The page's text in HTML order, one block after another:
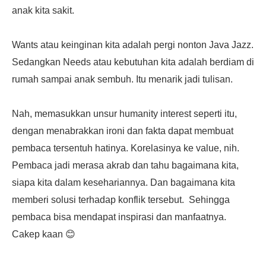
anak kita sakit.
Wants atau keinginan kita adalah pergi nonton Java Jazz.
Sedangkan Needs atau kebutuhan kita adalah berdiam di
rumah sampai anak sembuh. Itu menarik jadi tulisan.
Nah, memasukkan unsur humanity interest seperti itu,
dengan menabrakkan ironi dan fakta dapat membuat
pembaca tersentuh hatinya. Korelasinya ke value, nih.
Pembaca jadi merasa akrab dan tahu bagaimana kita,
siapa kita dalam kesehariannya. Dan bagaimana kita
memberi solusi terhadap konflik tersebut. Sehingga
pembaca bisa mendapat inspirasi dan manfaatnya.
Cakep kaan 😊